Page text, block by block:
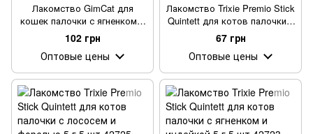
Лакомство GimCat для
кошек палочки с ягненком и
курицей 4 шт по 5 г
102 грн
Оптовые цены
Лакомство Trixie Premio Stick
Quintett для котов палочки с
домашней птицей и печенью
5 г 5 шт
67 грн
Оптовые цены